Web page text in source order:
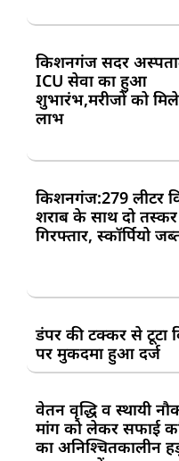
किशनगंज सदर
ICU सेवा का हुआ
शुभारंभ,मरीजों को
लाभ
किशनगंज:279 लीटर
शराब के साथ दो तस्कर
गिरफ्तार, स्कॉर्पियो
डंपर की टक्कर से टूटा
पर मुकदमा हुआ दर्ज
वेतन वृद्धि व स्थायी
मांग को लेकर सफाई
का अनिश्चितकालीन